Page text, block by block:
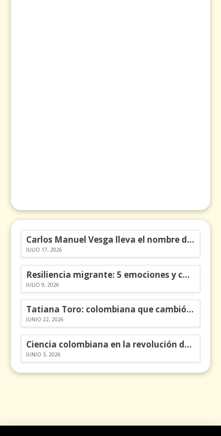
Carlos Manuel Vesga lleva el nombre de Colombia a los Emmy
JULIO 17, 2026
Resiliencia migrante: 5 emociones y cómo gestionarlas
JULIO 9, 2026
Tatiana Toro: colombiana que cambió la historia de las matemáticas
JUNIO 22, 2026
Ciencia colombiana en la revolución de los órganos en chips
JUNIO 3, 2026